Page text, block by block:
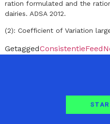
ration formulated and the
dairies. ADSA 2012.
(2): Coefficient of Variation
GetaggedConsistentie